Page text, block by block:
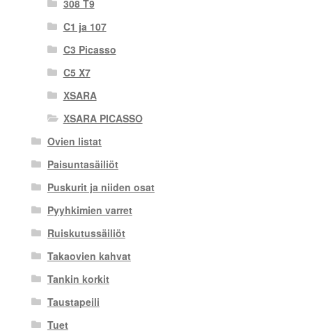
308 T9
C1 ja 107
C3 Picasso
C5 X7
XSARA
XSARA PICASSO
Ovien listat
Paisuntasäiliöt
Puskurit ja niiden osat
Pyyhkimien varret
Ruiskutussäiliöt
Takaovien kahvat
Tankin korkit
Taustapeili
Tuet